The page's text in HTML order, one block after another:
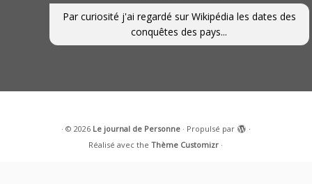
Par curiosité j'ai regardé sur Wikipédia les dates des
conquêtes des pays...
· © 2026 Le journal de Personne· Propulsé par
·
Réalisé avec theThème Customizr ·